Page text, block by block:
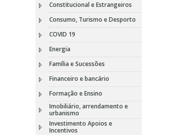
Constitucional e Estrangeiros
Consumo, Turismo e Desporto
COVID 19
Energia
Família e Sucessões
Financeiro e bancário
Formação e Ensino
Imobiliário, arrendamento e
urbanismo
Investimento Apoios e
Incentivos